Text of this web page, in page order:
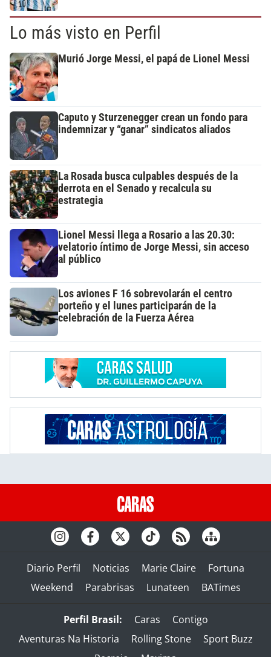
Lo más visto en Perfil
Murió Jorge Messi, el papá de Lionel Messi
Caputo y Sturzenegger crean un fondo para
indemnizar y “ganar” sindicatos aliados
La Rosada busca culpables después de la
derrota en el Senado y recalcula su
estrategia
Lionel Messi llega a Rosario a las 20.30:
velatorio íntimo de Jorge Messi, sin acceso
al público
Los aviones F 16 sobrevolarán el centro
porteño y el lunes participarán de la
celebración de la Fuerza Aérea
Diario Perfil Noticias Marie Claire
Fortuna
Weekend
Parabrisas Lunateen BATimes
Perfil Brasil: Caras
Contigo
Aventuras Na Historia
Rolling Stone
Sport Buzz